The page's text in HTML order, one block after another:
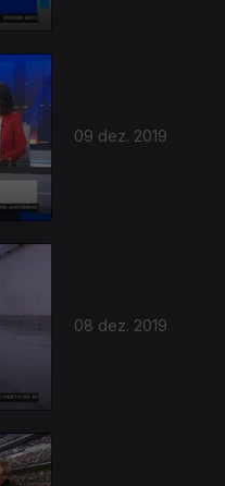
09 dez. 2019
08 dez. 2019